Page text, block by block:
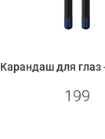
Карандаш для глаз
199